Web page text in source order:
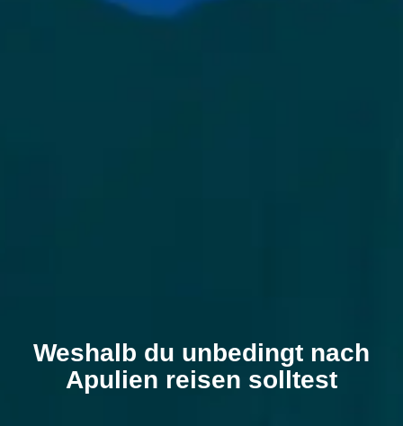
Weshalb du unbedingt nach
Apulien reisen solltest